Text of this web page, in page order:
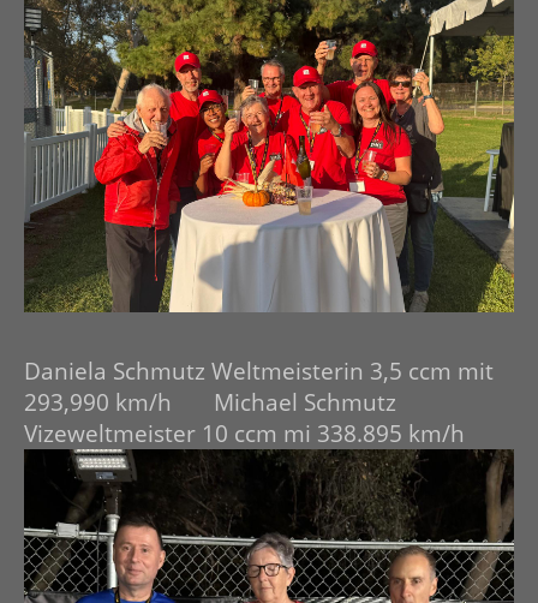
Daniela Schmutz Weltmeisterin 3,5 ccm mit
293,990 km/h Michael Schmutz
Vizeweltmeister 10 ccm mi 338.895 km/h